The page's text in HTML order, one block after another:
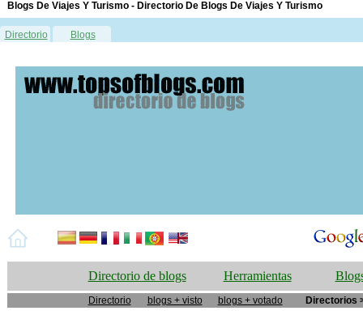
Blogs De Viajes Y Turismo - Directorio De Blogs De Viajes Y Turismo
Directorio Blogs
Directorio de blogs Herramientas
Directorio blogs + visto blogs + votado
Directorios